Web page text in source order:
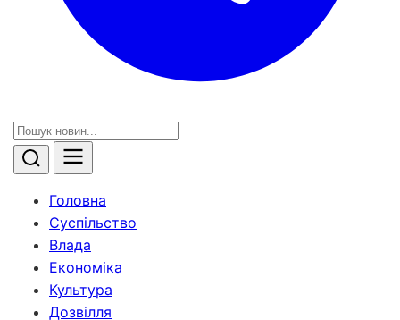
Головна
Суспільство
Влада
Економіка
Культура
Дозвілля